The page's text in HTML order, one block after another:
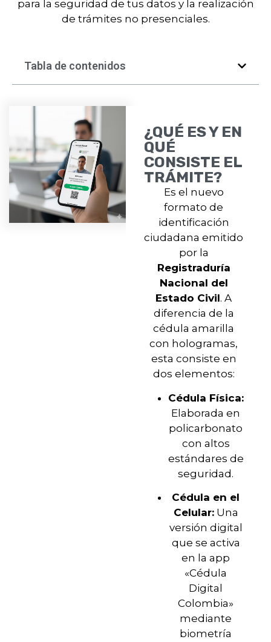
para la seguridad de tus datos y la realización
de trámites no presenciales.
Tabla de contenidos
¿QUÉ ES Y EN
QUÉ
CONSISTE EL
TRÁMITE?
Es el nuevo
formato de
identificación
ciudadana emitido
por la
Registraduría
Nacional del
Estado Civil. A
diferencia de la
cédula amarilla
con hologramas,
esta consiste en
dos elementos:
Cédula Física:
Elaborada en
policarbonato
con altos
estándares de
seguridad.
Cédula en el
Celular:Una
versión digital
que se activa
en la app
«Cédula
Digital
Colombia»
mediante
biometría